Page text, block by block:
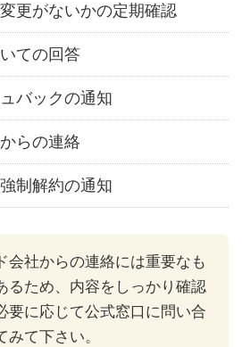
更がないかの定期確認
ての回答
バックの通知
らの連絡
制解約の通知
会社からの連絡には重要なも
るため、内容をしっかり確認
要に応じて公式窓口に問い合
みて下さい。